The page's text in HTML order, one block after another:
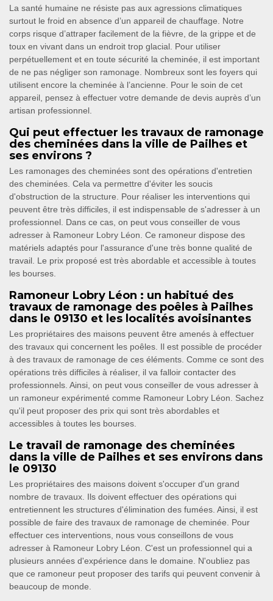
La santé humaine ne résiste pas aux agressions climatiques
surtout le froid en absence d’un appareil de chauffage. Notre
corps risque d’attraper facilement de la fièvre, de la grippe et de
toux en vivant dans un endroit trop glacial. Pour utiliser
perpétuellement et en toute sécurité la cheminée, il est important
de ne pas négliger son ramonage. Nombreux sont les foyers qui
utilisent encore la cheminée à l’ancienne. Pour le soin de cet
appareil, pensez à effectuer votre demande de devis auprès d’un
artisan professionnel.
Qui peut effectuer les travaux de ramonage
des cheminées dans la ville de Pailhes et
ses environs ?
Les ramonages des cheminées sont des opérations d'entretien
des cheminées. Cela va permettre d'éviter les soucis
d'obstruction de la structure. Pour réaliser les interventions qui
peuvent être très difficiles, il est indispensable de s'adresser à un
professionnel. Dans ce cas, on peut vous conseiller de vous
adresser à Ramoneur Lobry Léon. Ce ramoneur dispose des
matériels adaptés pour l'assurance d'une très bonne qualité de
travail. Le prix proposé est très abordable et accessible à toutes
les bourses.
Ramoneur Lobry Léon : un habitué des
travaux de ramonage des poêles à Pailhes
dans le 09130 et les localités avoisinantes
Les propriétaires des maisons peuvent être amenés à effectuer
des travaux qui concernent les poêles. Il est possible de procéder
à des travaux de ramonage de ces éléments. Comme ce sont des
opérations très difficiles à réaliser, il va falloir contacter des
professionnels. Ainsi, on peut vous conseiller de vous adresser à
un ramoneur expérimenté comme Ramoneur Lobry Léon. Sachez
qu'il peut proposer des prix qui sont très abordables et
accessibles à toutes les bourses.
Le travail de ramonage des cheminées
dans la ville de Pailhes et ses environs dans
le 09130
Les propriétaires des maisons doivent s'occuper d'un grand
nombre de travaux. Ils doivent effectuer des opérations qui
entretiennent les structures d'élimination des fumées. Ainsi, il est
possible de faire des travaux de ramonage de cheminée. Pour
effectuer ces interventions, nous vous conseillons de vous
adresser à Ramoneur Lobry Léon. C'est un professionnel qui a
plusieurs années d'expérience dans le domaine. N'oubliez pas
que ce ramoneur peut proposer des tarifs qui peuvent convenir à
beaucoup de monde.